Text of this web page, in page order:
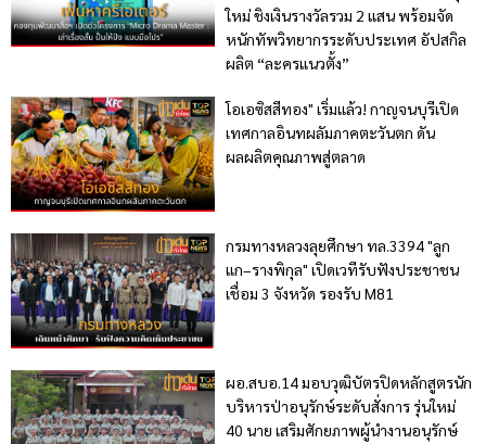
ใหม่ ชิงเงินรางวัลรวม 2 แสน พร้อมจัด
หนักทัพวิทยากรระดับประเทศ อัปสกิล
ผลิต “ละครแนวตั้ง”
โอเอซิสสีทอง" เริ่มแล้ว! กาญจนบุรีเปิด
เทศกาลอินทผลัมภาคตะวันตก ดัน
ผลผลิตคุณภาพสู่ตลาด
กรมทางหลวงลุยศึกษา ทล.3394 "ลูก
แก–รางพิกุล" เปิดเวทีรับฟังประชาชน
เชื่อม 3 จังหวัด รองรับ M81
ผอ.สบอ.14 มอบวุฒิบัตรปิดหลักสูตรนัก
บริหารป่าอนุรักษ์ระดับสั่งการ รุ่นใหม่
40 นาย เสริมศักยภาพผู้นำงานอนุรักษ์